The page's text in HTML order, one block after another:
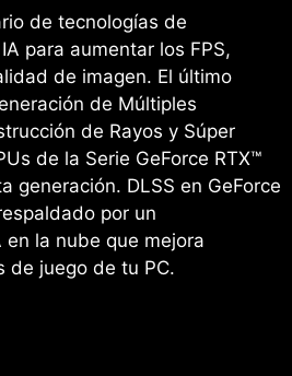
de tecnologías de
para aumentar los FPS,
de imagen. ‌El último
de Múltiples
de Rayos y Súper
de la Serie GeForce RTX™
generación. DLSS en GeForce
por un
la nube que mejora
de juego de tu PC.